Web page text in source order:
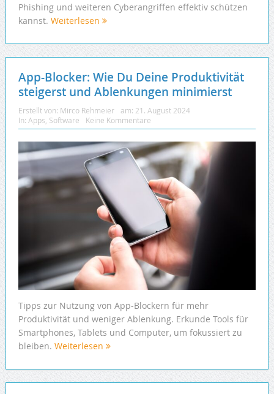
Phishing und weiteren Cyberangriffen effektiv schützen
kannst. Weiterlesen
App-Blocker: Wie Du Deine Produktivität
steigerst und Ablenkungen minimierst
Erstellt von: Mirco Rehmeier am: 21. August 2024
In: Apps Software Keine Kommentare
Tipps zur Nutzung von App-Blockern für mehr
Produktivität und weniger Ablenkung. Erkunde Tools für
Smartphones, Tablets und Computer, um fokussiert zu
bleiben. Weiterlesen